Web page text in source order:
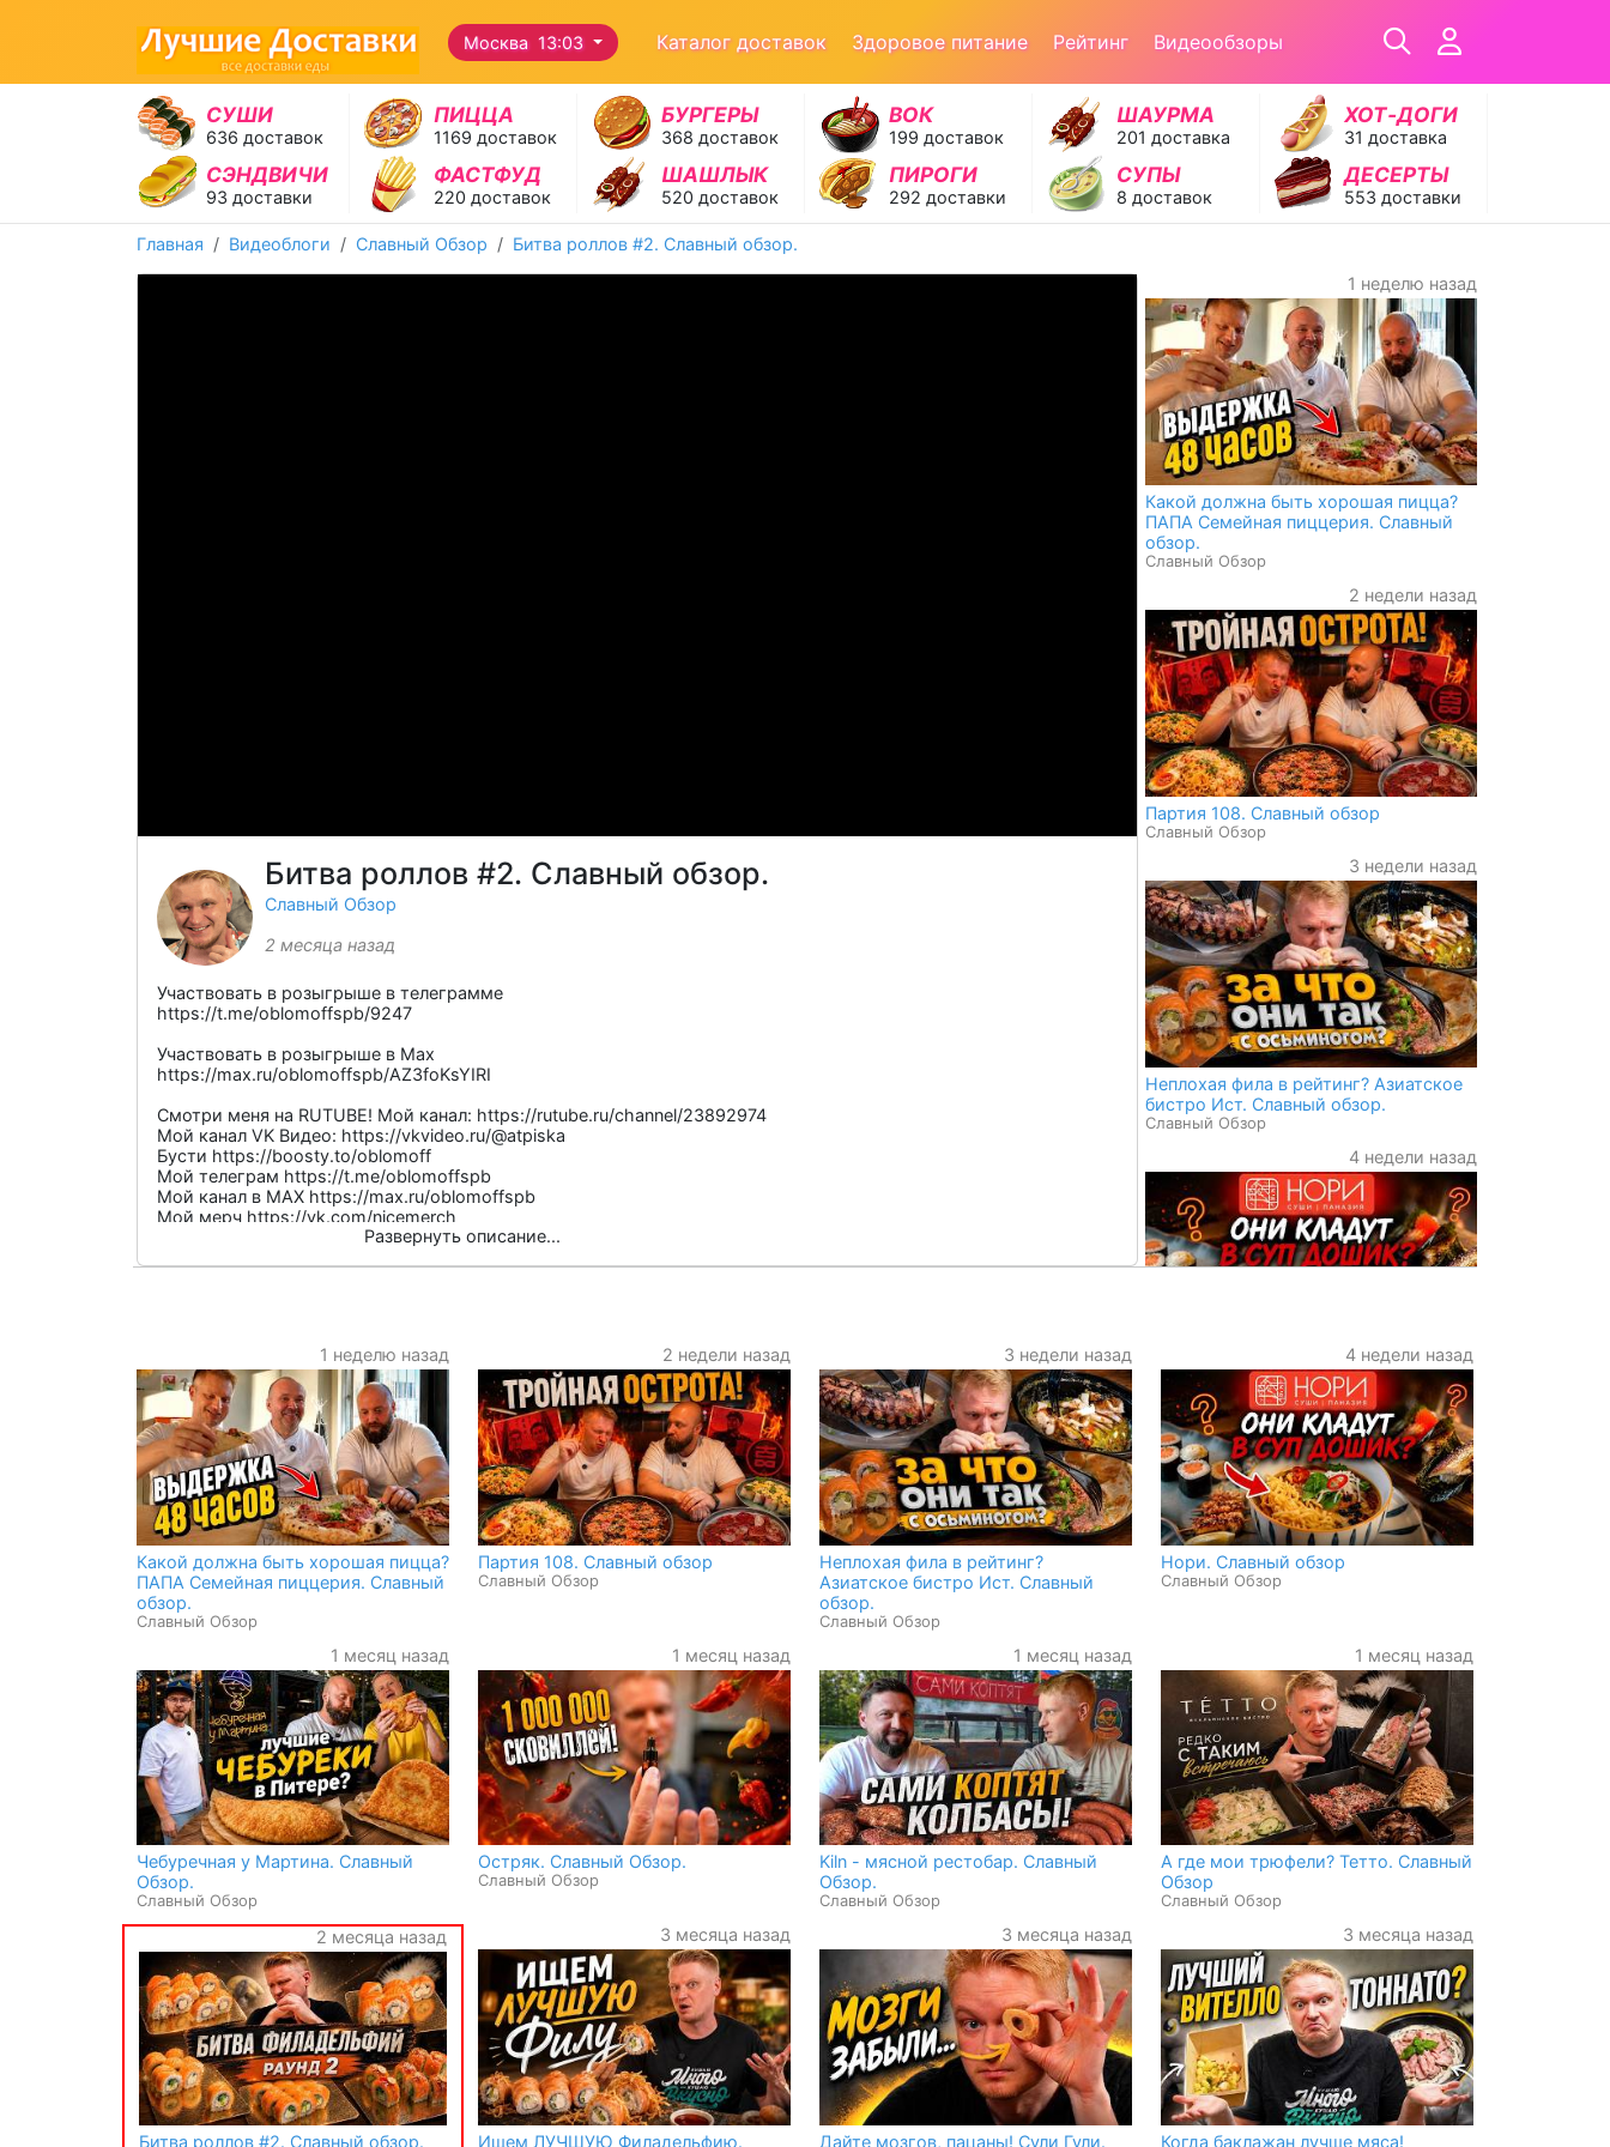
Москва 13:03 Каталог доставок Здоровое питание Рейтинг Видеообзоры
СУШИ
636 доставок
ПИЦЦА
1169 доставок
БУРГЕРЫ
368 доставок
ВОК
199 доставок
ШАУРМА
201 доставка
ХОТ‑ДОГИ
31 доставка
СЭНДВИЧИ
93 доставки
ФАСТФУД
220 доставок
ШАШЛЫК
520 доставок
ПИРОГИ
292 доставки
СУПЫ
8 доставок
ДЕСЕРТЫ
553 доставки
Главная Видеоблоги Славный Обзор Битва роллов #2. Славный обзор.
Битва роллов #2. Славный обзор.
Славный Обзор
2 месяца назад
Участвовать в розыгрыше в телеграмме
https://t.me/oblomoffspb/9247
Участвовать в розыгрыше в Мах
https://max.ru/oblomoffspb/AZ3foKsYIRI
Смотри меня на RUTUBE! Мой канал: https://rutube.ru/channel/23892974
Мой канал VK Видео: https://vkvideo.ru/@atpiska
Бусти https://boosty.to/oblomoff
Мой телеграм https://t.me/oblomoffspb
Мой канал в MAX https://max.ru/oblomoffspb
Мой мерч https://vk.com/nicemerch
Моя группа в ВК https://vk.com/atpiska
https://www.youtube.com/user/muhanesidela
Сотрудничество -
oblomoffadvert@gmail.com
Развернуть описание...
1 неделю назад
Какой должна быть хорошая пицца?
ПАПА Семейная пиццерия. Славный
обзор.
Славный Обзор
2 недели назад
Партия 108. Славный обзор
Славный Обзор
3 недели назад
Неплохая фила в рейтинг? Азиатское
бистро Ист. Славный обзор.
Славный Обзор
4 недели назад
Нори. Славный обзор
Славный Обзор
1 неделю назад
Какой должна быть хорошая пицца?
ПАПА Семейная пиццерия. Славный
обзор.
Славный Обзор
2 недели назад
Партия 108. Славный обзор
Славный Обзор
3 недели назад
Неплохая фила в рейтинг?
Азиатское бистро Ист. Славный
обзор.
Славный Обзор
4 недели назад
Нори. Славный обзор
Славный Обзор
1 месяц назад
Чебуречная у Мартина. Славный
Обзор.
Славный Обзор
1 месяц назад
Остряк. Славный Обзор.
Славный Обзор
1 месяц назад
Kiln - мясной рестобар. Славный
Обзор.
Славный Обзор
1 месяц назад
А где мои трюфели? Тетто. Славный
Обзор
Славный Обзор
2 месяца назад
Битва роллов #2. Славный обзор.
3 месяца назад
Ищем ЛУЧШУЮ Филадельфию.
3 месяца назад
Дайте мозгов, пацаны! Сули Гули.
3 месяца назад
Когда баклажан лучше мяса!